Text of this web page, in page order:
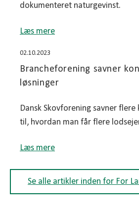
dokumenteret naturgevinst.
Læs mere
02.10.2023
Brancheforening savner
løsninger
Dansk Skovforening savner
til, hvordan man får flere
Læs mere
Se alle artikler inden for For